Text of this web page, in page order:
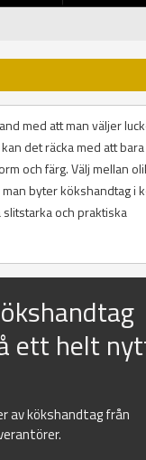
med att man väljer
det räcka med att
och färg. Välj mellan
byter kökshandtag i
slitstarka och praktiska
ett helt
av kökshandtag från